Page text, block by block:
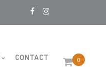
0
CONTACT